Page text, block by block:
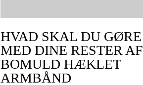
HVAD SKAL DU GØRE
MED DINE RESTER AF
BOMULD HÆKLET
ARMBÅND